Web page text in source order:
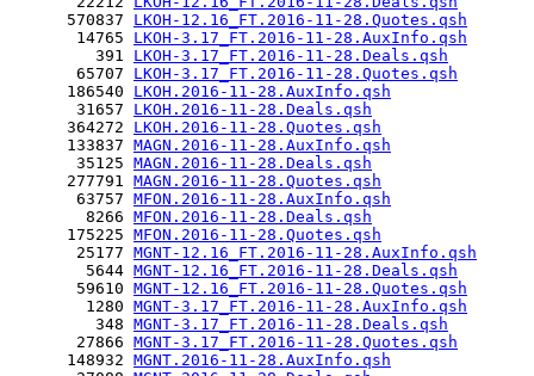
      570837
LKOH-12.16_FT.2016-11-28.Quotes.qsh
       14765
LKOH-3.17_FT.2016-11-28.AuxInfo.qsh
         391
LKOH-3.17_FT.2016-11-28.Deals.qsh
       65707
LKOH-3.17_FT.2016-11-28.Quotes.qsh
      186540
LKOH.2016-11-28.AuxInfo.qsh
       31657
LKOH.2016-11-28.Deals.qsh
      364272
LKOH.2016-11-28.Quotes.qsh
      133837
MAGN.2016-11-28.AuxInfo.qsh
       35125
MAGN.2016-11-28.Deals.qsh
      277791
MAGN.2016-11-28.Quotes.qsh
       63757
MFON.2016-11-28.AuxInfo.qsh
        8266
MFON.2016-11-28.Deals.qsh
      175225
MFON.2016-11-28.Quotes.qsh
       25177
MGNT-12.16_FT.2016-11-28.AuxInfo.qsh
        5644
MGNT-12.16_FT.2016-11-28.Deals.qsh
       59610
MGNT-12.16_FT.2016-11-28.Quotes.qsh
        1280
MGNT-3.17_FT.2016-11-28.AuxInfo.qsh
         348
MGNT-3.17_FT.2016-11-28.Deals.qsh
       27866
MGNT-3.17_FT.2016-11-28.Quotes.qsh
      148932
MGNT.2016-11-28.AuxInfo.qsh